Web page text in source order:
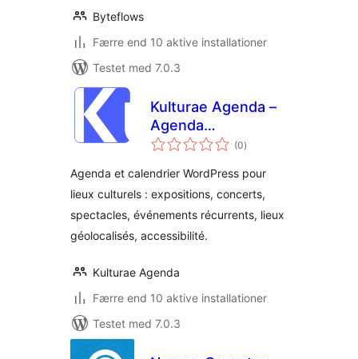
Byteflows
Færre end 10 aktive installationer
Testet med 7.0.3
Kulturae Agenda –
Agenda
d'événements
(0totale
bedømmelser
)
Agenda et calendrier WordPress pour
lieux culturels : expositions, concerts,
spectacles, événements récurrents, lieux
géolocalisés, accessibilité.
Kulturae Agenda
Færre end 10 aktive installationer
Testet med 7.0.3